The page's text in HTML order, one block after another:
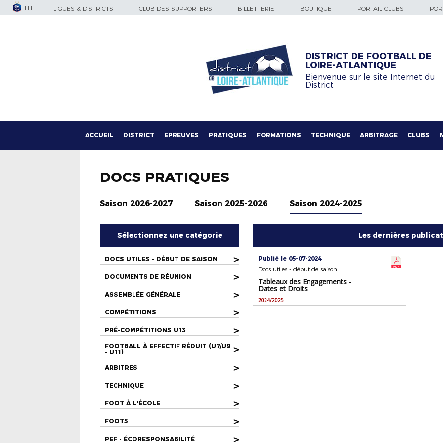
FFF LIGUES & DISTRICTS CLUB DES SUPPORTERS BILLETTERIE BOUTIQUE PORTAIL CLUBS
DISTRICT DE FOOTBALL DE
LOIRE-ATLANTIQUE
Bienvenue sur le site Internet du
District
ACCUEIL DISTRICT EPREUVES PRATIQUES FORMATIONS TECHNIQUE ARBITRAGE CLUBS
DOCS PRATIQUES
Saison 2026-2027 Saison 2025-2026 Saison 2024-2025
Sélectionnez une catégorie
DOCS UTILES - DÉBUT DE SAISON >
DOCUMENTS DE RÉUNION >
ASSEMBLÉE GÉNÉRALE >
COMPÉTITIONS >
PRÉ-COMPÉTITIONS U13 >
FOOTBALL À EFFECTIF RÉDUIT (U7/U9
- U11)
>
ARBITRES >
TECHNIQUE >
FOOT À L'ÉCOLE >
FOOT5 >
PEF - ÉCORESPONSABILITÉ >
Les dernières
Publié le 05-07-2024
Docs utiles - début de saison
Tableaux des Engagements -
Dates et Droits
2024/2025